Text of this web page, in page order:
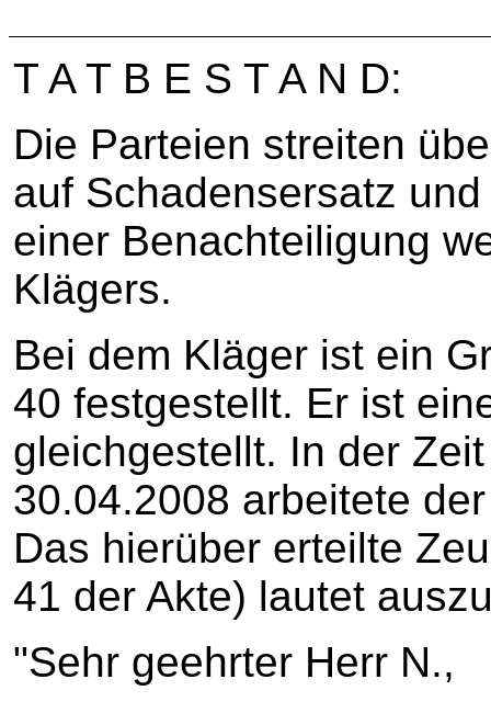
T A T B E S T A N D:
Die Parteien streiten
auf Schadensersatz
einer Benachteiligung
Klägers.
Bei dem Kläger ist ein
40 festgestellt. Er ist
gleichgestellt. In der
30.04.2008 arbeitete
Das hierüber erteilte
41 der Akte) lautet
"Sehr geehrter Herr N.,